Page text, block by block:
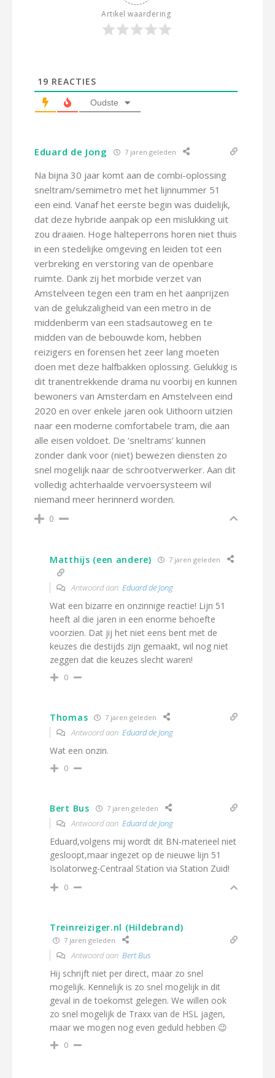
Artikel waardering
19 REACTIES
Oudste
Eduard de Jong 7 jaren geleden
Na bijna 30 jaar komt aan de combi-oplossing
sneltram/semimetro met het lijnnummer 51
een eind. Vanaf het eerste begin was duidelijk,
dat deze hybride aanpak op een mislukking uit
zou draaien. Hoge halteperrons horen niet thuis
in een stedelijke omgeving en leiden tot een
verbreking en verstoring van de openbare
ruimte. Dank zij het morbide verzet van
Amstelveen tegen een tram en het aanprijzen
van de gelukzaligheid van een metro in de
middenberm van een stadsautoweg en te
midden van de bebouwde kom, hebben
reizigers en forensen het zeer lang moeten
doen met deze halfbakken oplossing. Gelukkig is
dit tranentrekkende drama nu voorbij en kunnen
bewoners van Amsterdam en Amstelveen eind
2020 en over enkele jaren ook Uithoorn uitzien
naar een moderne comfortabele tram, die aan
alle eisen voldoet. De ‘sneltrams’ kunnen
zonder dank voor (niet) bewezen diensten zo
snel mogelijk naar de schrootverwerker. Aan dit
volledig achterhaalde vervoersysteem wil
niemand meer herinnerd worden.
0
Matthijs (een andere) 7 jaren geleden
Antwoord aan Eduard de Jong
Wat een bizarre en onzinnige reactie! Lijn 51
heeft al die jaren in een enorme behoefte
voorzien. Dat jij het niet eens bent met de
keuzes die destijds zijn gemaakt, wil nog niet
zeggen dat die keuzes slecht waren!
0
Thomas 7 jaren geleden
Antwoord aan Eduard de Jong
Wat een onzin.
0
Bert Bus 7 jaren geleden
Antwoord aan Eduard de Jong
Eduard,volgens mij wordt dit BN-materieel niet
gesloopt,maar ingezet op de nieuwe lijn 51
Isolatorweg-Centraal Station via Station Zuid!
0
Treinreiziger.nl (Hildebrand)
7 jaren geleden
Antwoord aan Bert Bus
Hij schrijft niet per direct, maar zo snel
mogelijk. Kennelijk is zo snel mogelijk in dit
geval in de toekomst gelegen. We willen ook
zo snel mogelijk de Traxx van de HSL jagen,
maar we mogen nog even geduld hebben 😉
0